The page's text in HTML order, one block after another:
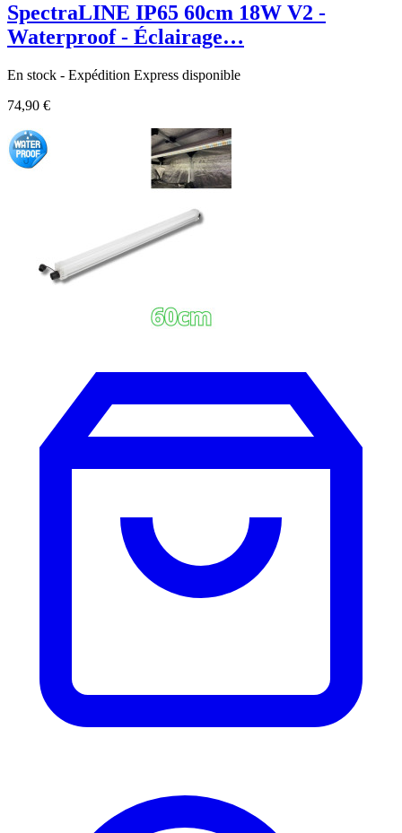
SpectraLINE IP65 60cm 18W V2 -
Waterproof - Éclairage…
En stock - Expédition Express disponible
74,90 €